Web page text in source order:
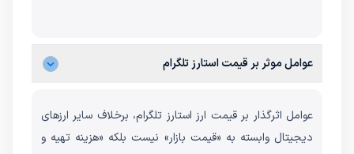
عوامل موثر بر قیمت استارز تلگرام
عوامل اثرگذار بر قیمت ارز استارز تلگرام، برخلاف سایر ارزهای
دیجیتال وابسته به «قیمت بازار» نیست بلکه «هزینه تهیه و